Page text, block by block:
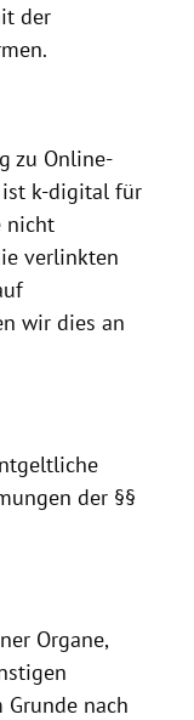
der
zu Online-
ist k-digital für
nicht
verlinkten
wir dies an
der §§
Organe,
Grunde nach